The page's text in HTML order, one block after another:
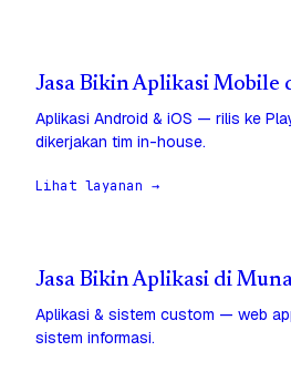
Jasa Bikin Aplikasi Mobile
Aplikasi Android & iOS — rilis ke
dikerjakan tim in-house.
Lihat layanan →
Jasa Bikin Aplikasi di
Aplikasi & sistem custom — web
sistem informasi.